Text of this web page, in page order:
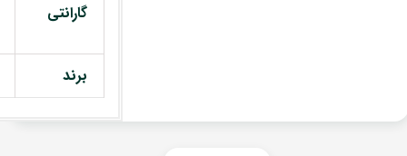
گارانتی
برند